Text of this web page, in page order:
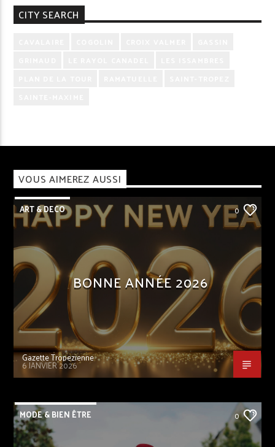
CITY SEARCH
VOUS AIMEREZ AUSSI
ART & DECO 0
BONNE ANNÉE 2026
Gazette Tropezienne
6 JANVIER 2026
MODE & BIEN ÊTRE 0